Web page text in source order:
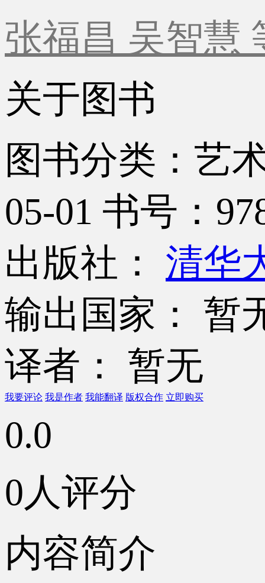
张福昌 吴智慧
关于图书
图书分类：艺
05-01 书号：
出版社： 清华
输出国家： 暂
译者： 暂无
我要评论 我是作者 我能翻译 版权合作 立即购买
0.0
0人评分
内容简介